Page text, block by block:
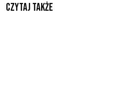
Czytaj także